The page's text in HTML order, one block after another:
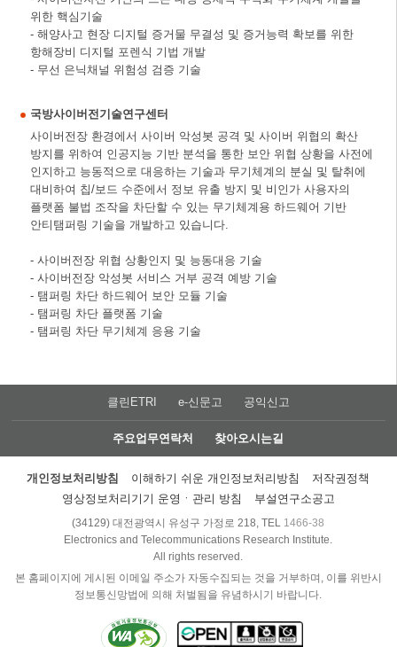
위한 핵심기술
- 해양사고 현장 디지털 증거물 무결성 및 증거능력 확보를 위한
항해장비 디지털 포렌식 기법 개발
- 무선 은닉채널 위험성 검증 기술
국방사이버전기술연구센터
사이버전장 환경에서 사이버 악성봇 공격 및 사이버 위협의 확산
방지를 위하여 인공지능 기반 분석을 통한 보안 위협 상황을 사전에
인지하고 능동적으로 대응하는 기술과 무기체계의 분실 및 탈취에
대비하여 칩/보드 수준에서 정보 유출 방지 및 비인가 사용자의
플랫폼 불법 조작을 차단할 수 있는 무기체계용 하드웨어 기반
안티탬퍼링 기술을 개발하고 있습니다.
- 사이버전장 위협 상황인지 및 능동대응 기술
- 사이버전장 악성봇 서비스 거부 공격 예방 기술
- 탬퍼링 차단 하드웨어 보안 모듈 기술
- 탬퍼링 차단 플랫폼 기술
- 탬퍼링 차단 무기체계 응용 기술
클린ETRI e-신문고 공익신고
주요업무연락처 찾아오시는길
개인정보처리방침 이해하기 쉬운 개인정보처리방침
저작권정책
영상정보처리기기 운영ㆍ관리 방침
부설연구소공고
(34129) 대전광역시 유성구 가정로 218, TEL 1466-38
Electronics and Telecommunications Research Institute.
All rights reserved.
본 홈페이지에 게시된 이메일 주소가 자동수집되는 것을 거부하며, 이를 위반시
정보통신망법에 의해 처벌됨을 유념하시기 바랍니다.